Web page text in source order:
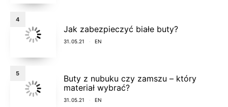
4
Jak zabezpieczyć białe buty?
31.05.21 EN
5
Buty z nubuku czy zamszu – który
materiał wybrać?
31.05.21 EN